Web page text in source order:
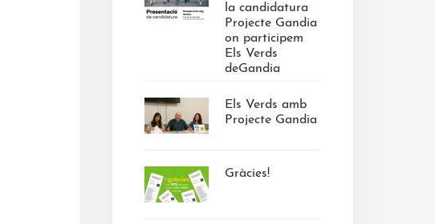
la candidatura
Projecte Gandia
on participem
Els Verds
deGandia
Els Verds amb
Projecte Gandia
Gràcies!